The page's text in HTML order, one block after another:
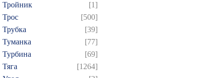
Тройник
[1]
Трос
[500]
Трубка
[39]
Туманка
[77]
Турбина
[69]
Тяга
[1264]